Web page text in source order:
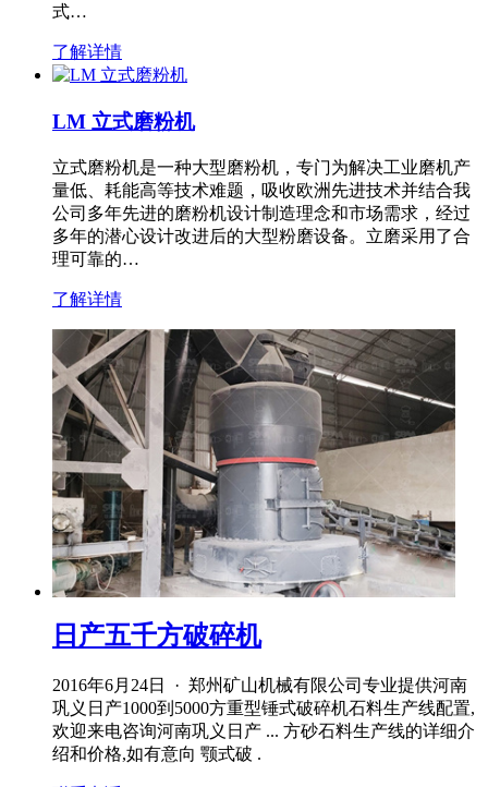
式…
了解详情
LM 立式磨粉机
立式磨粉机是一种大型磨粉机，专门为解决工业磨机产
量低、耗能高等技术难题，吸收欧洲先进技术并结合我
公司多年先进的磨粉机设计制造理念和市场需求，经过
多年的潜心设计改进后的大型粉磨设备。立磨采用了合
理可靠的…
了解详情
日产五千方破碎机
2016年6月24日 · 郑州矿山机械有限公司专业提供河南
巩义日产1000到5000方重型锤式破碎机石料生产线配置,
欢迎来电咨询河南巩义日产 ... 方砂石料生产线的详细介
绍和价格,如有意向 颚式破 .